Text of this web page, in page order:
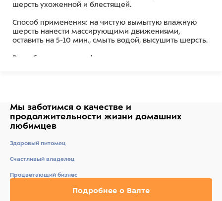
шерсть ухоженной и блестящей.
Способ применения: на чистую вымытую влажную
шерсть нанести массирующими движениями,
оставить на 5-10 мин., смыть водой, высушить шерсть.
Разработано для профессионального применения.
Состав
Вода, цетеариловый спирт, цетримония хлорид,
пиридоксина гидрохлорид, пропиленгликоль,
бензил салицилат, СІ 19140, СІ 42080, СІ 42090.
Мы заботимся о качестве и
продолжительности жизни домашних
любимцев
Здоровый питомец
Счастливый владелец
Процветающий бизнес
Подробнее о Валте